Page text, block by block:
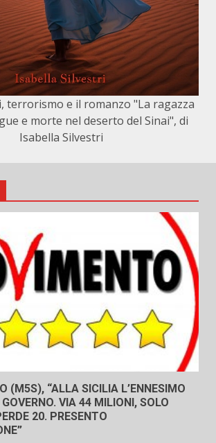
terrorismo e il romanzo "La ragazza
e morte nel deserto del Sinai", di
Isabella Silvestri
(M5S), “ALLA SICILIA L’ENNESIMO
VIA 44 MILIONI, SOLO
20. PRESENTO